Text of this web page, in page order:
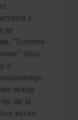
z
jej
”Tomame
Głos
o
okazję
de la
así es